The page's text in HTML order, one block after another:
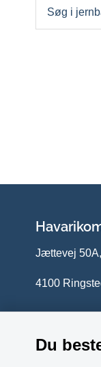
Søg i
Jættevej
4100
Du